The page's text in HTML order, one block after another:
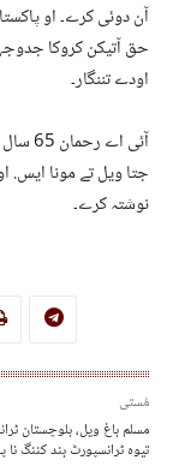
حق آتیکن کروکا
اودے تننگار۔
آئی
جتا ویل تے مونا ایس.
نوشتہ کرے۔
مُستی
مسلم باغ ویل، بلوچستان
تیوہ ٹرانسپورٹ بند کننگ نا